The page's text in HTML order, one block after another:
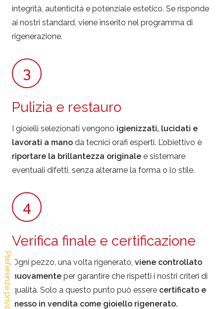
integrità, autenticità e potenziale estetico. Se risponde
ai nostri standard, viene inserito nel programma di
rigenerazione.
3
Pulizia e restauro
I gioielli selezionati vengono igienizzati, lucidati e
lavorati a mano da tecnici orafi esperti. L’obiettivo è
riportare la brillantezza originale e sistemare
eventuali difetti, senza alterarne la forma o lo stile.
4
Verifica finale e certificazione
Ogni pezzo, una volta rigenerato, viene controllato
nuovamente per garantire che rispetti i nostri criteri di
qualità. Solo a questo punto può essere certificato e
messo in vendita come gioiello rigenerato.